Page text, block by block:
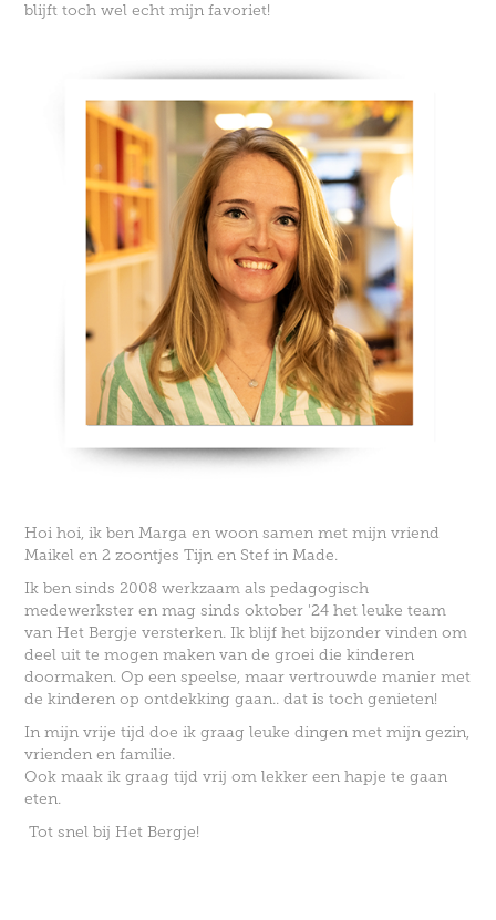
blijft toch wel echt mijn favoriet!
Hoi hoi, ik ben Marga en woon samen met mijn vriend
Maikel en 2 zoontjes Tijn en Stef in Made.
Ik ben sinds 2008 werkzaam als pedagogisch
medewerkster en mag sinds oktober '24 het leuke team
van Het Bergje versterken.Ik blijf het bijzonder vinden om
deel uit te mogen maken van de groei die kinderen
doormaken. Op een speelse, maar vertrouwde manier met
de kinderen op ontdekking gaan.. dat is toch genieten!
In mijn vrije tijd doe ik graag leuke dingen met mijn gezin,
vrienden en familie.
Ook maak ik graag tijd vrij om lekker een hapje te gaan
eten.
Tot snel bij Het Bergje!